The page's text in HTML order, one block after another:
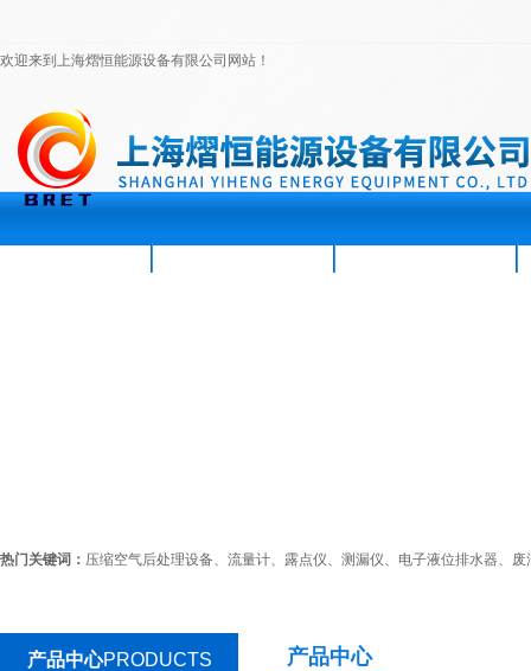
欢迎来到上海熠恒能源设备有限公司网站！
热门关键词： 压缩空气后处理设备、流量计、露点仪、测漏仪、电子液位排水器、
产品中心PRODUCTS 产品中心